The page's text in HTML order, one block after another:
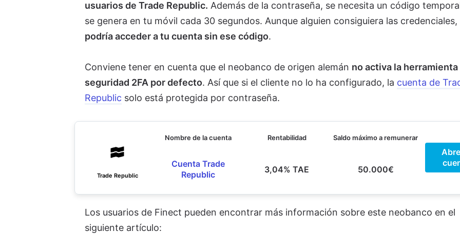
usuarios de Trade Republic. Además de la contraseña, se necesita un código
se genera en tu móvil cada 30 segundos. Aunque alguien consiguiera las credenciales,
podría acceder a tu cuenta sin ese código.
Conviene tener en cuenta que el neobanco de origen alemán no activa la herramienta
seguridad 2FA por defecto. Así que si el cliente no lo ha configurado, la cuenta de
Republic solo está protegida por contraseña.
Trade Republic
Nombre de la cuenta
Cuenta Trade
Republic
Rentabilidad
3,04% TAE
Saldo máximo a remunerar
50.000€
Los usuarios de Finect pueden encontrar más información sobre este neobanco en el
siguiente artículo: